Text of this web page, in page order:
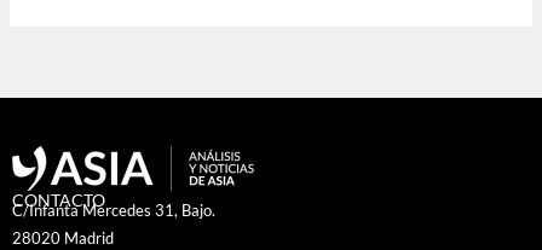
CONTACTO
C/Infanta Mercedes 31, Bajo.
28020 Madrid